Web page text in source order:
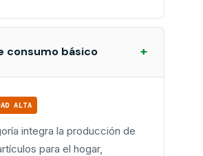
consumo básico +
ALTA
integra la producción de
para el hogar,